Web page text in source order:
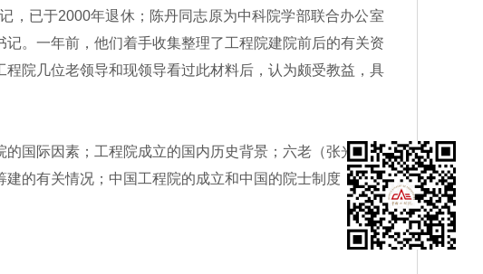
已于2000年退休；陈丹同志原为中科院学部联合办公室
。一年前，他们着手收集整理了工程院建院前后的有关资
院几位老领导和现领导看过此材料后，认为颇受教益，具
国际因素；工程院成立的国内历史背景；六老（张光斗、
的有关情况；中国工程院的成立和中国的院士制度；组建